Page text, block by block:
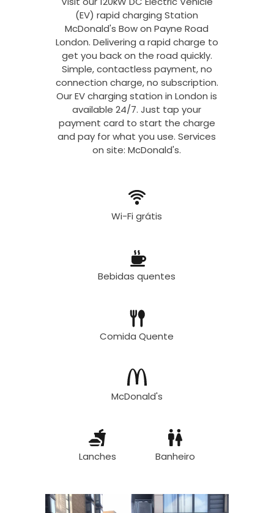
(EV) rapid charging Station
McDonald's Bow on Payne Road
London. Delivering a rapid charge to
get you back on the road quickly.
Simple, contactless payment, no
connection charge, no subscription.
Our EV charging station in London is
available 24/7. Just tap your
payment card to start the charge
and pay for what you use. Services
on site: McDonald's.
Wi-Fi grátis
Bebidas quentes
Comida Quente
McDonald's
Lanches Banheiro